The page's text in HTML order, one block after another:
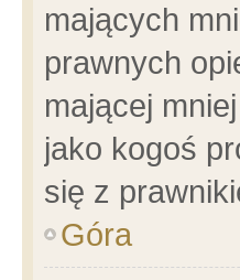
mających
prawnych
mającej
jako kogoś
się z
Góra